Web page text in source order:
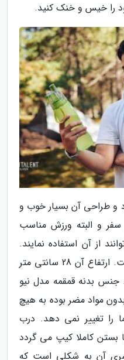
را خیس و خنک کنید.
دارد و طراحی آن بسیار خوب و
سفر و البته ورزش مناسب
از آن استفاده نمایند.
وزن این قمقمه فقط 100 گرم است. ارتفاع آن 28 سانتی متر
است. جنس بدنه قمقمه مدل نیو
مواد مضر بوده به هیچ
را تغییر نمی دهد. درب
بستن کاملا کیپ می گردد
آن به شکلی است که